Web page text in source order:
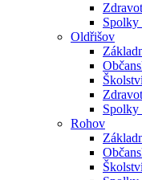
Spolky
Oldřišov
Spolky
Rohov